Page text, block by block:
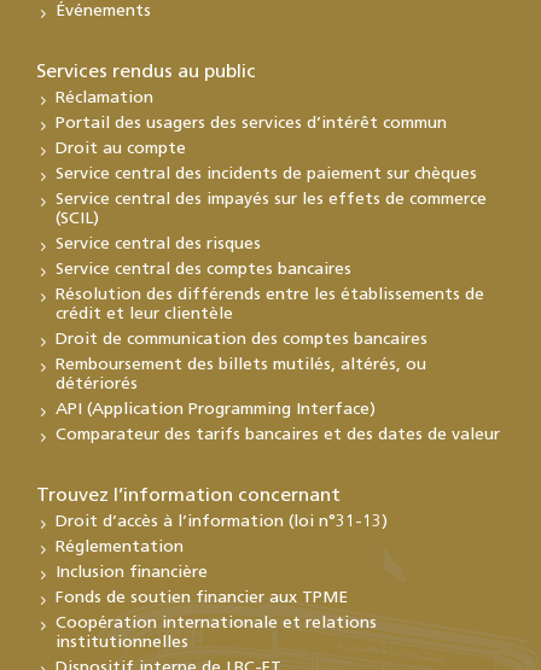
Événements
Services rendus au public
Réclamation
Portail des usagers des services d’intérêt commun
Droit au compte
Service central des incidents de paiement sur chèques
Service central des impayés sur les effets de commerce
(SCIL)
Service central des risques
Service central des comptes bancaires
Résolution des différends entre les établissements de
crédit et leur clientèle
Droit de communication des comptes bancaires
Remboursement des billets mutilés, altérés, ou
détériorés
API (Application Programming Interface)
Comparateur des tarifs bancaires et des dates de valeur
Trouvez l’information concernant
Droit d’accès à l’information (loi n°31-13)
Réglementation
Inclusion financière
Fonds de soutien financier aux TPME
Coopération internationale et relations
institutionnelles